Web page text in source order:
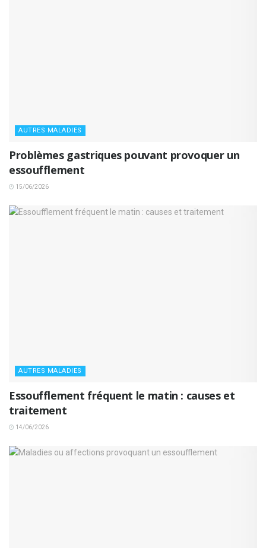
AUTRES MALADIES
Problèmes gastriques pouvant provoquer un
essoufflement
15/06/2026
AUTRES MALADIES
Essoufflement fréquent le matin : causes et
traitement
14/06/2026